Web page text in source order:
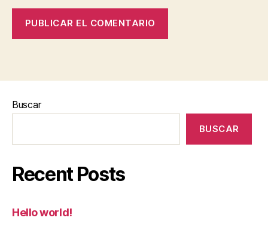
Buscar
BUSCAR
Recent Posts
Hello world!